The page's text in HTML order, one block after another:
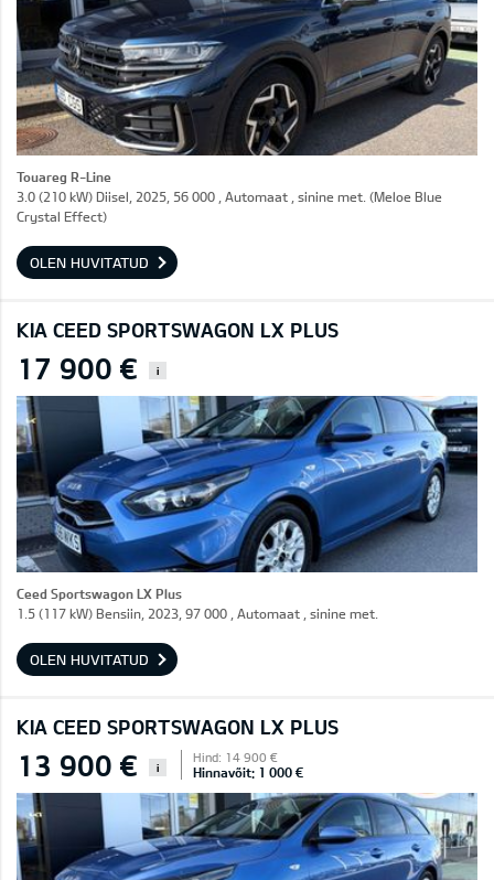
Touareg R-Line
3.0 (210 kW) Diisel, 2025, 56 000 , Automaat , sinine met. (Meloe Blue
Crystal Effect)
OLEN HUVITATUD
KIA CEED SPORTSWAGON LX PLUS
17 900 € i
Ceed Sportswagon LX Plus
1.5 (117 kW) Bensiin, 2023, 97 000 , Automaat , sinine met.
OLEN HUVITATUD
KIA CEED SPORTSWAGON LX PLUS
13 900 € i
Hind: 14 900 €
Hinnavõit: 1 000 €